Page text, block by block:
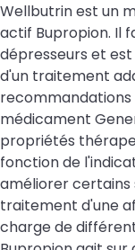
Wellbutrin est un
actif Bupropion. Il
dépresseurs et
d'un traitement
recommandations
médicament
propriétés
fonction de
améliorer
traitement d'une
charge de